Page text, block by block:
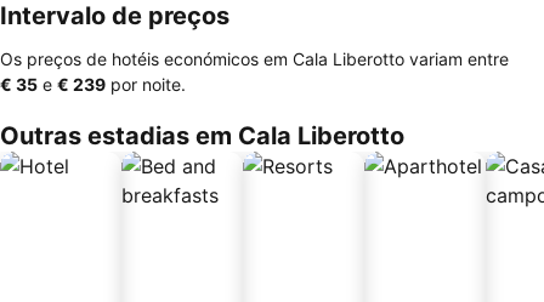
Intervalo de preços
Os preços de hotéis económicos em Cala Liberotto variam entre
‎€ 35 e ‎€ 239 por noite.
Outras estadias em Cala Liberotto